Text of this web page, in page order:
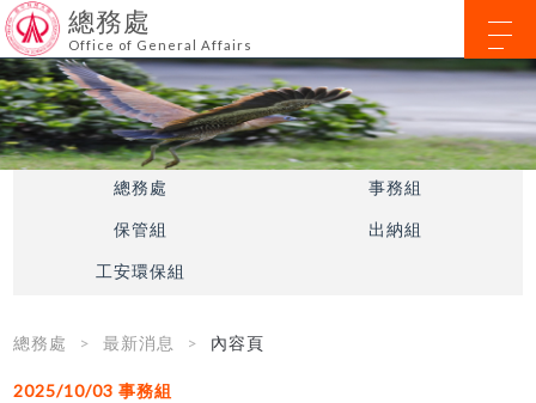
總務處
Office of General Affairs
總務處 事務組
保管組 出納組
工安環保組
總務處 最新消息 內容頁
2025/10/03事務組